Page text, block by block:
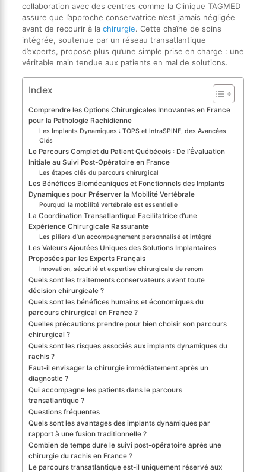
collaboration avec des centres comme la Clinique TAGMED
assure que l’approche conservatrice n’est jamais négligée
avant de recourir à la chirurgie. Cette chaîne de soins
intégrée, soutenue par un réseau transatlantique
d’experts, propose plus qu’une simple prise en charge : une
véritable main tendue aux patients en mal de solutions.
Index
Comprendre les Options Chirurgicales Innovantes en France
pour la Pathologie Rachidienne
Les Implants Dynamiques : TOPS et IntraSPINE, des Avancées
Clés
Le Parcours Complet du Patient Québécois : De l’Évaluation
Initiale au Suivi Post-Opératoire en France
Les étapes clés du parcours chirurgical
Les Bénéfices Biomécaniques et Fonctionnels des Implants
Dynamiques pour Préserver la Mobilité Vertébrale
Pourquoi la mobilité vertébrale est essentielle
La Coordination Transatlantique Facilitatrice d’une
Expérience Chirurgicale Rassurante
Les piliers d’un accompagnement personnalisé et intégré
Les Valeurs Ajoutées Uniques des Solutions Implantaires
Proposées par les Experts Français
Innovation, sécurité et expertise chirurgicale de renom
Quels sont les traitements conservateurs avant toute
décision chirurgicale ?
Quels sont les bénéfices humains et économiques du
parcours chirurgical en France ?
Quelles précautions prendre pour bien choisir son parcours
chirurgical ?
Quels sont les risques associés aux implants dynamiques du
rachis ?
Faut-il envisager la chirurgie immédiatement après un
diagnostic ?
Qui accompagne les patients dans le parcours
transatlantique ?
Questions fréquentes
Quels sont les avantages des implants dynamiques par
rapport à une fusion traditionnelle ?
Combien de temps dure le suivi post-opératoire après une
chirurgie du rachis en France ?
Le parcours transatlantique est-il uniquement réservé aux